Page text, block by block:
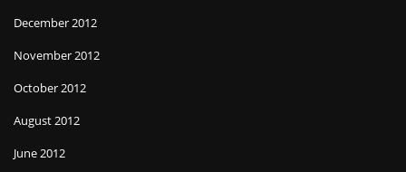
December 2012
November 2012
October 2012
August 2012
June 2012